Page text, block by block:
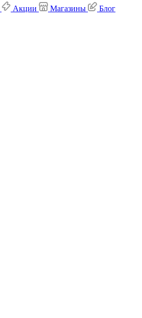
Акции Магазины Блог